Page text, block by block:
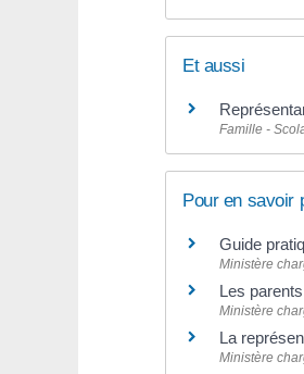
Et aussi
Famille -
Pour en savoir
Guide
Ministère
Les
Ministère
La
Ministère